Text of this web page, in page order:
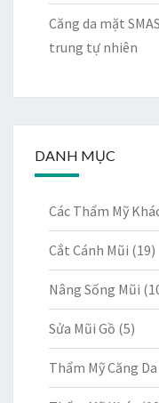
Căng da mặt
trung tự nhiên
DANH MỤC
Các Thẩm Mỹ
Cắt Cánh Mũi (19)
Nâng Sống Mũi
Sửa Mũi Gồ (5)
Thẩm Mỹ Căng Da